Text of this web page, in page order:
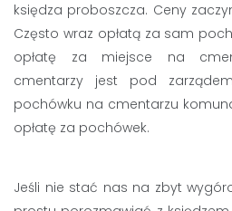
księdza proboszcza. Ceny
Często wraz opłatą za sam
opłatę za miejsce na
cmentarzy jest pod
pochówku na cmentarzu
opłatę za pochówek.
Jeśli nie stać nas na zbyt